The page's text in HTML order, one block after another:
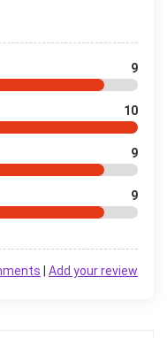
9
10
9
9
Add your review